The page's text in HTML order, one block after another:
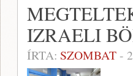
IZRAELI
ÍRTA: SZOMBAT-